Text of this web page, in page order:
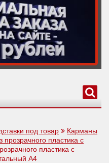
под товар
Карманы
прозрачного пластика с
пластика с
А4